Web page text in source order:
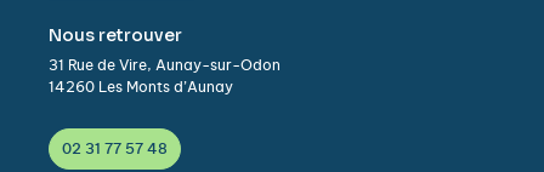
Nous retrouver
31 Rue de Vire, Aunay-sur-Odon
14260 Les Monts d’Aunay
02 31 77 57 48